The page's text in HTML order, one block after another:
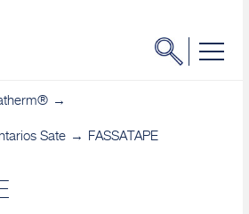
Sate FASSATAPE